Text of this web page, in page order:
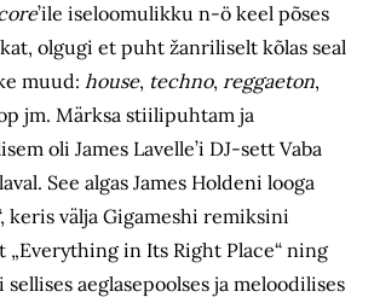
’ile iseloomulikku n-ö keel põses
olgugi et puht žanriliselt kõlas seal
muud:house, techno,reggaeton,
jm. Märksa stiilipuhtam ja
oli James Lavelle’i DJ-sett Vaba
See algas James Holdeni looga
keris välja Gigameshi remiksini
„Everything in Its Right Place“ ning
aeglasepoolses ja meloodilises